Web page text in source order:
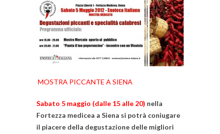
MOSTRA PICCANTE A SIENA
Sabato 5 maggio (dalle 15 alle 20) nella
Fortezza medicea a Siena si potrà coniugare
il piacere della degustazione delle migliori